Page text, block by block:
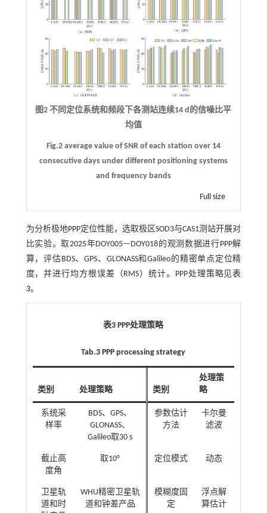
图2 不同定位系统和频段下各测站连续14 d的信噪比平
均值
Fig.2 average value of SNR of each station over 14
consecutive days under different positioning systems
and frequency bands
Full size
为分析极地PPP定位性能，选取极区SOD3与CAS1测站开展对
比实验。取2025年DOY005—DOY018的观测数据进行PPP解
算，评估BDS、GPS、GLONASS和Galileo的精密单点定位精
度，并进行均方根误差（RMS）统计。PPP处理策略见表
3。
表3 PPP处理策略
Tab.3 PPP processing strategy
类别 处理策略 类别
处理策
略
系统采
样率
BDS、GPS、
GLONASS、
Galileo取30 s
参数估计
方法
卡尔曼
滤波
截止高
度角
取10° 定位模式 动态
卫星轨
道和时
WHU精密卫星轨
道和钟差产品
模糊度固
定
浮点解
算估计